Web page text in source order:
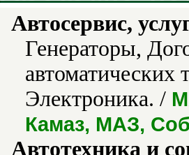
Автосервис,
Генераторы,
Электроника. /
Камаз, МАЗ,
Автотехника и